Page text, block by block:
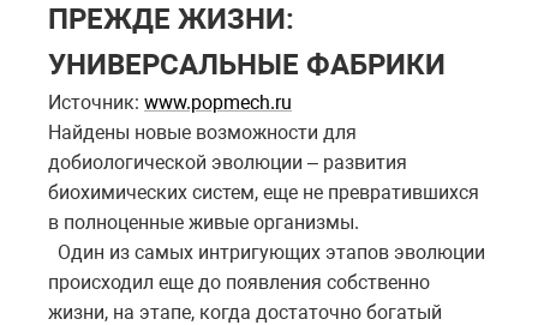
ПРЕЖДЕ ЖИЗНИ:
УНИВЕРСАЛЬНЫЕ ФАБРИКИ
Источник: www.popmech.ru
Найдены новые возможности для
добиологической эволюции – развития
биохимических систем, еще не превратившихся
в полноценные живые организмы.
Один из самых интригующих этапов эволюции
происходил еще до появления собственно
жизни, на этапе, когда достаточно богатый